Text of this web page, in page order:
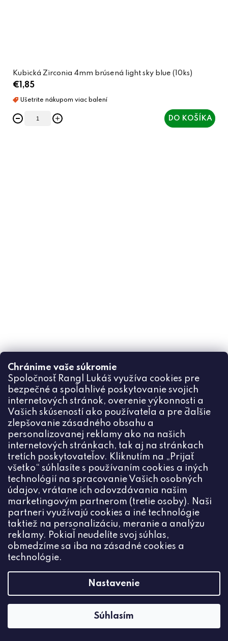
Chránime vaše súkromie
Spoločnosť Rangl Lukáš využíva cookies pre
bezpečné a spoľahlivé poskytovanie svojich
internetových stránok, overenie výkonnosti a
Vašich skúseností ako používateľa a pre ďalšie
zlepšovanie zásadného obsahu a
personalizovanej reklamy ako na našich
internetových stránkach, tak aj na stránkach
tretích poskytovateľov. Kliknutím na „Prijať
všetko“ súhlasíte s používaním cookies a iných
technológií na spracovanie Vašich osobných
údajov, vrátane ich odovzdávania našim
marketingovým partnerom (tretie osoby). Naši
partneri využívajú cookies a iné technológie
taktiež na personalizáciu, meranie a analýzu
reklamy. Pokiaľ neudelíte svoj súhlas,
obmedzíme sa iba na zásadné cookies a
technológie.
Nastavenie
Súhlasím
Kubická Zirconia 4mm brúsená light sky blue (10ks)
€1,85
DO KOŠÍKA
Kyanit brúsený 4mm (1ks)
€0,25
DO KOŠÍKA